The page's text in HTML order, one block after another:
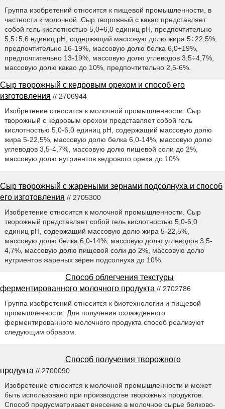
Группа изобретений относится к пищевой промышленности, в
частности к молочной. Сыр творожный с какао представляет
собой гель кислотностью 5,0÷6,0 единиц pH, предпочтительно
5,5÷5,6 единиц pH, содержащий массовую долю жира 5÷22,5%,
предпочтительно 16-19%, массовую долю белка 6,0÷19%,
предпочтительно 13-19%, массовую долю углеводов 3,5÷4,7%,
массовую долю какао до 10%, предпочтительно 2,5-6%.
Сыр творожный с кедровым орехом и способ его
изготовления // 2706944
Изобретение относится к молочной промышленности. Сыр
творожный с кедровым орехом представляет собой гель
кислотностью 5,0-6,0 единиц pH, содержащий массовую долю
жира 5-22,5%, массовую долю белка 6,0-14%, массовую долю
углеводов 3,5-4,7%, массовую долю пищевой соли до 2%,
массовую долю нутриентов кедрового ореха до 10%.
Сыр творожный с жареными зернами подсолнуха и способ
его изготовления // 2705300
Изобретение относится к молочной промышленности. Сыр
творожный представляет собой гель кислотностью 5,0-6,0
единиц pH, содержащий массовую долю жира 5-22,5%,
массовую долю белка 6,0-14%, массовую долю углеводов 3,5-
4,7%, массовую долю пищевой соли до 2%, массовую долю
нутриентов жареных зёрен подсолнуха до 10%.
Способ облегчения текстуры
ферментированного молочного продукта // 2702786
Группа изобретений относится к биотехнологии и пищевой
промышленности. Для получения охлажденного
ферментированного молочного продукта способ реализуют
следующим образом.
Способ получения творожного
продукта // 2700090
Изобретение относится к молочной промышленности и может
быть использовано при производстве творожных продуктов.
Способ предусматривает внесение в молочное сырье белково-